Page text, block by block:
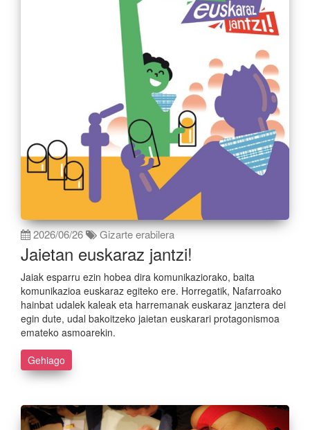
2026/06/26 Gizarte erabilera
Jaietan euskaraz jantzi!
Jaiak esparru ezin hobea dira komunikaziorako, baita
komunikazioa euskaraz egiteko ere. Horregatik, Nafarroako
hainbat udalek kaleak eta harremanak euskaraz janztera dei
egin dute, udal bakoitzeko jaietan euskarari protagonismoa
emateko asmoarekin.
Gehiago